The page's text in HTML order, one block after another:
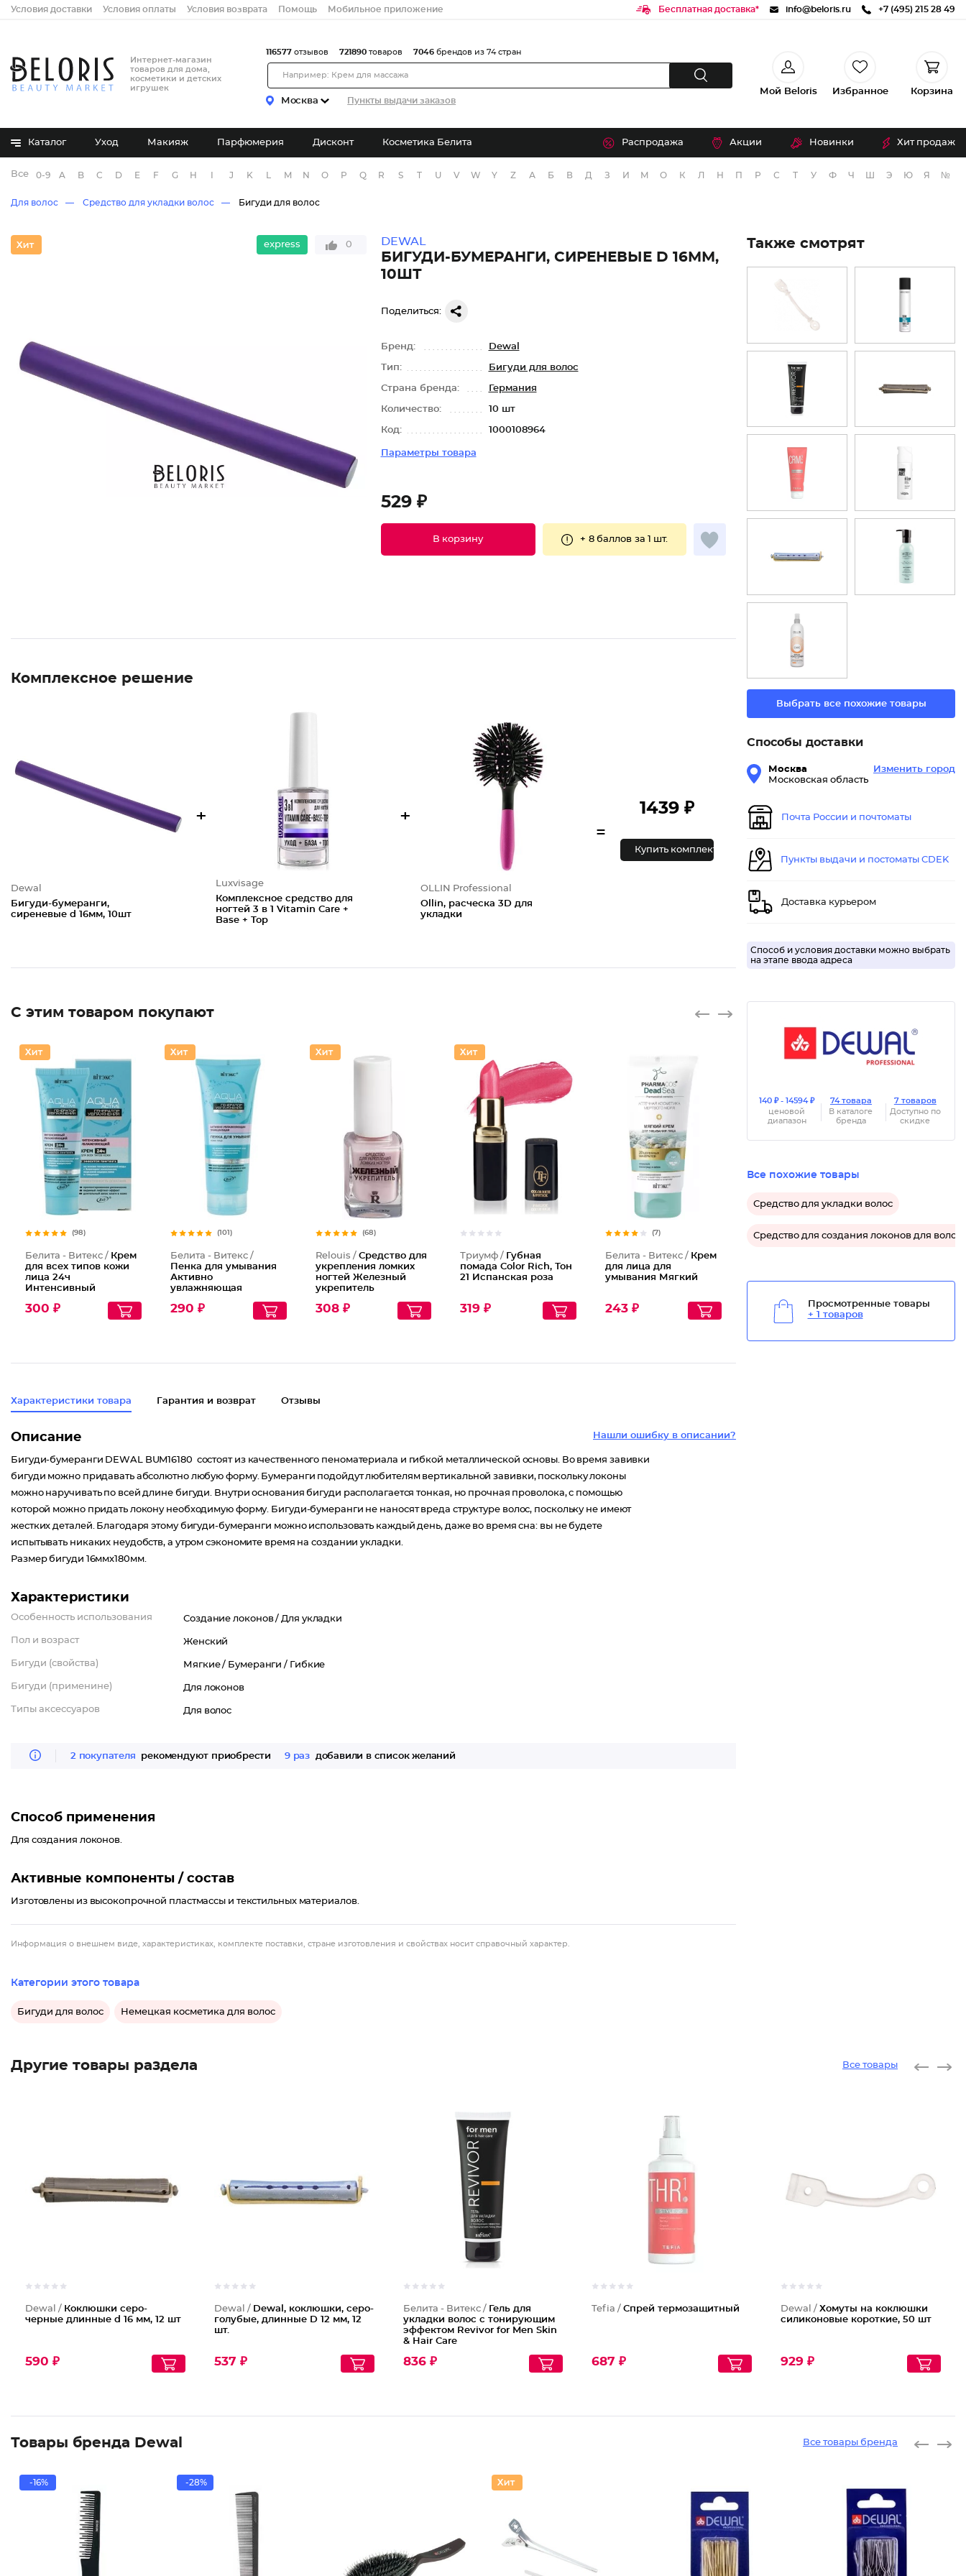
Условия доставки Условия оплаты Условия возврата Помощь Мобильное приложение Бесплатная доставка* info@beloris.ru +7 (495) 215 28 49
Интернет-магазин
товаров для дома,
косметики и детских
игрушек
Москва Пункты выдачи заказов
116577 отзывов 721890 товаров 7046 брендов из 74 стран
Мой Beloris Избранное Корзина
Каталог Уход Макияж Парфюмерия Дисконт Косметика Белита Распродажа Акции Новинки Хит продаж
Все бренды
0-9 A B C D E F G H J K M N O P Q R S T U V W Y Z А Б В Д З И М О К Л Н П Р С Т У Ф Ч Э Ю Я №
Для волос Средство для укладки волос Бигуди для волос
express 0 DEWAL
БИГУДИ-БУМЕРАНГИ, СИРЕНЕВЫЕ D 16ММ,
10ШТ
Поделиться:
Бренд: Dewal
Тип: Бигуди для волос
Страна бренда: Германия
Количество: 10 шт
Код: 1000108964
Параметры товара
529 ₽
В корзину + 8 баллов за 1 шт.
Комплексное решение
Dewal
Бигуди-бумеранги,
сиреневые d 16мм, 10шт
+
Luxvisage
Комплексное средство для
ногтей 3 в 1 Vitamin Care +
Base + Top
+
OLLIN Professional
Ollin, расческа 3D для
укладки
=
1439 ₽
Купить комплект
С этим товаром покупают
(98)
Белита - Витекс / Крем
для всех типов кожи
лица 24ч
Интенсивный
300 ₽
(101)
Белита - Витекс /
Пенка для умывания
Активно
увлажняющая
290 ₽
(68)
Relouis / Средство для
укрепления ломких
ногтей Железный
укрепитель
308 ₽
Триумф / Губная
помада Color Rich, Тон
21 Испанская роза
319 ₽
(7)
Белита - Витекс / Крем
для лица для
умывания Мягкий
243 ₽
Характеристики товара Гарантия и возврат Отзывы
Нашли ошибку в описании?
Описание
Бигуди-бумеранги DEWAL BUM16180 состоят из качественного пеноматериала и гибкой металлической основы. Во время завивки
бигуди можно придавать абсолютно любую форму. Бумеранги подойдут любителям вертикальной завивки, поскольку локоны
можно наручивать по всей длине бигуди. Внутри основания бигуди располагается тонкая, но прочная проволока, с помощью
которой можно придать локону необходимую форму. Бигуди-бумеранги не наносят вреда структуре волос, поскольку не имеют
жестких деталей. Благодаря этому бигуди-бумеранги можно использовать каждый день, даже во время сна: вы не будете
испытывать никаких неудобств, а утром сэкономите время на создании укладки.
Размер бигуди 16ммх180мм.
Характеристики
Особенность использования Создание локонов /Для укладки
Пол и возраст Женский
Бигуди (свойства) Мягкие / Бумеранги / Гибкие
Бигуди (применине) Для локонов
Типы аксессуаров Для волос
2 покупателя рекомендуют приобрести 9 раз добавили в список желаний
Способ применения
Для создания локонов.
Активные компоненты / состав
Изготовлены из высокопрочной пластмассы и текстильных материалов.
Информация о внешнем виде, характеристиках, комплекте поставки, стране изготовления и свойствах носит справочный характер.
Также смотрят
Выбрать все похожие товары
Способы доставки
Москва
Московская область
Изменить город
Почта России и почтоматы
Пункты выдачи и постоматы CDEK
Доставка курьером
Способ и условия доставки можно выбрать
на этапе ввода адреса
140 ₽ - 14594 ₽
ценовой
диапазон
74 товара
В каталоге
бренда
7 товаров
Доступно по
скидке
Все похожие товары
Средство для укладки волос
Средство для создания локонов для волос
Просмотренные товары
+ 1 товаров
Категории этого товара
Бигуди для волос Немецкая косметика для волос
Другие товары раздела Все товары
Dewal / Коклюшки серо-
черные длинные d 16 мм, 12 шт
590 ₽
Dewal / Dewal, коклюшки, серо-
голубые, длинные D 12 мм, 12
шт.
537 ₽
Белита - Витекс / Гель для
укладки волос с тонирующим
эффектом Revivor for Men Skin
& Hair Care
836 ₽
Tefia /Спрей термозащитный
687 ₽
Dewal /Хомуты на коклюшки
силиконовые короткие, 50 шт
929 ₽
Товары бренда Dewal Все товары бренда
-16% -28%